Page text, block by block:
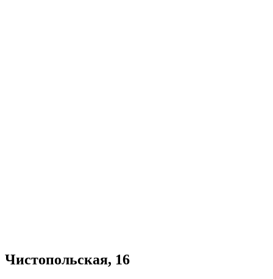
Чистопольская, 16